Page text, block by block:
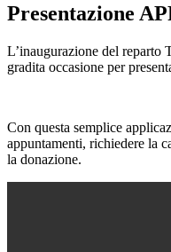
Presentazione
L’inaugurazione del reparto
gradita occasione per
Con questa semplice
appuntamenti, richiedere la
la donazione.